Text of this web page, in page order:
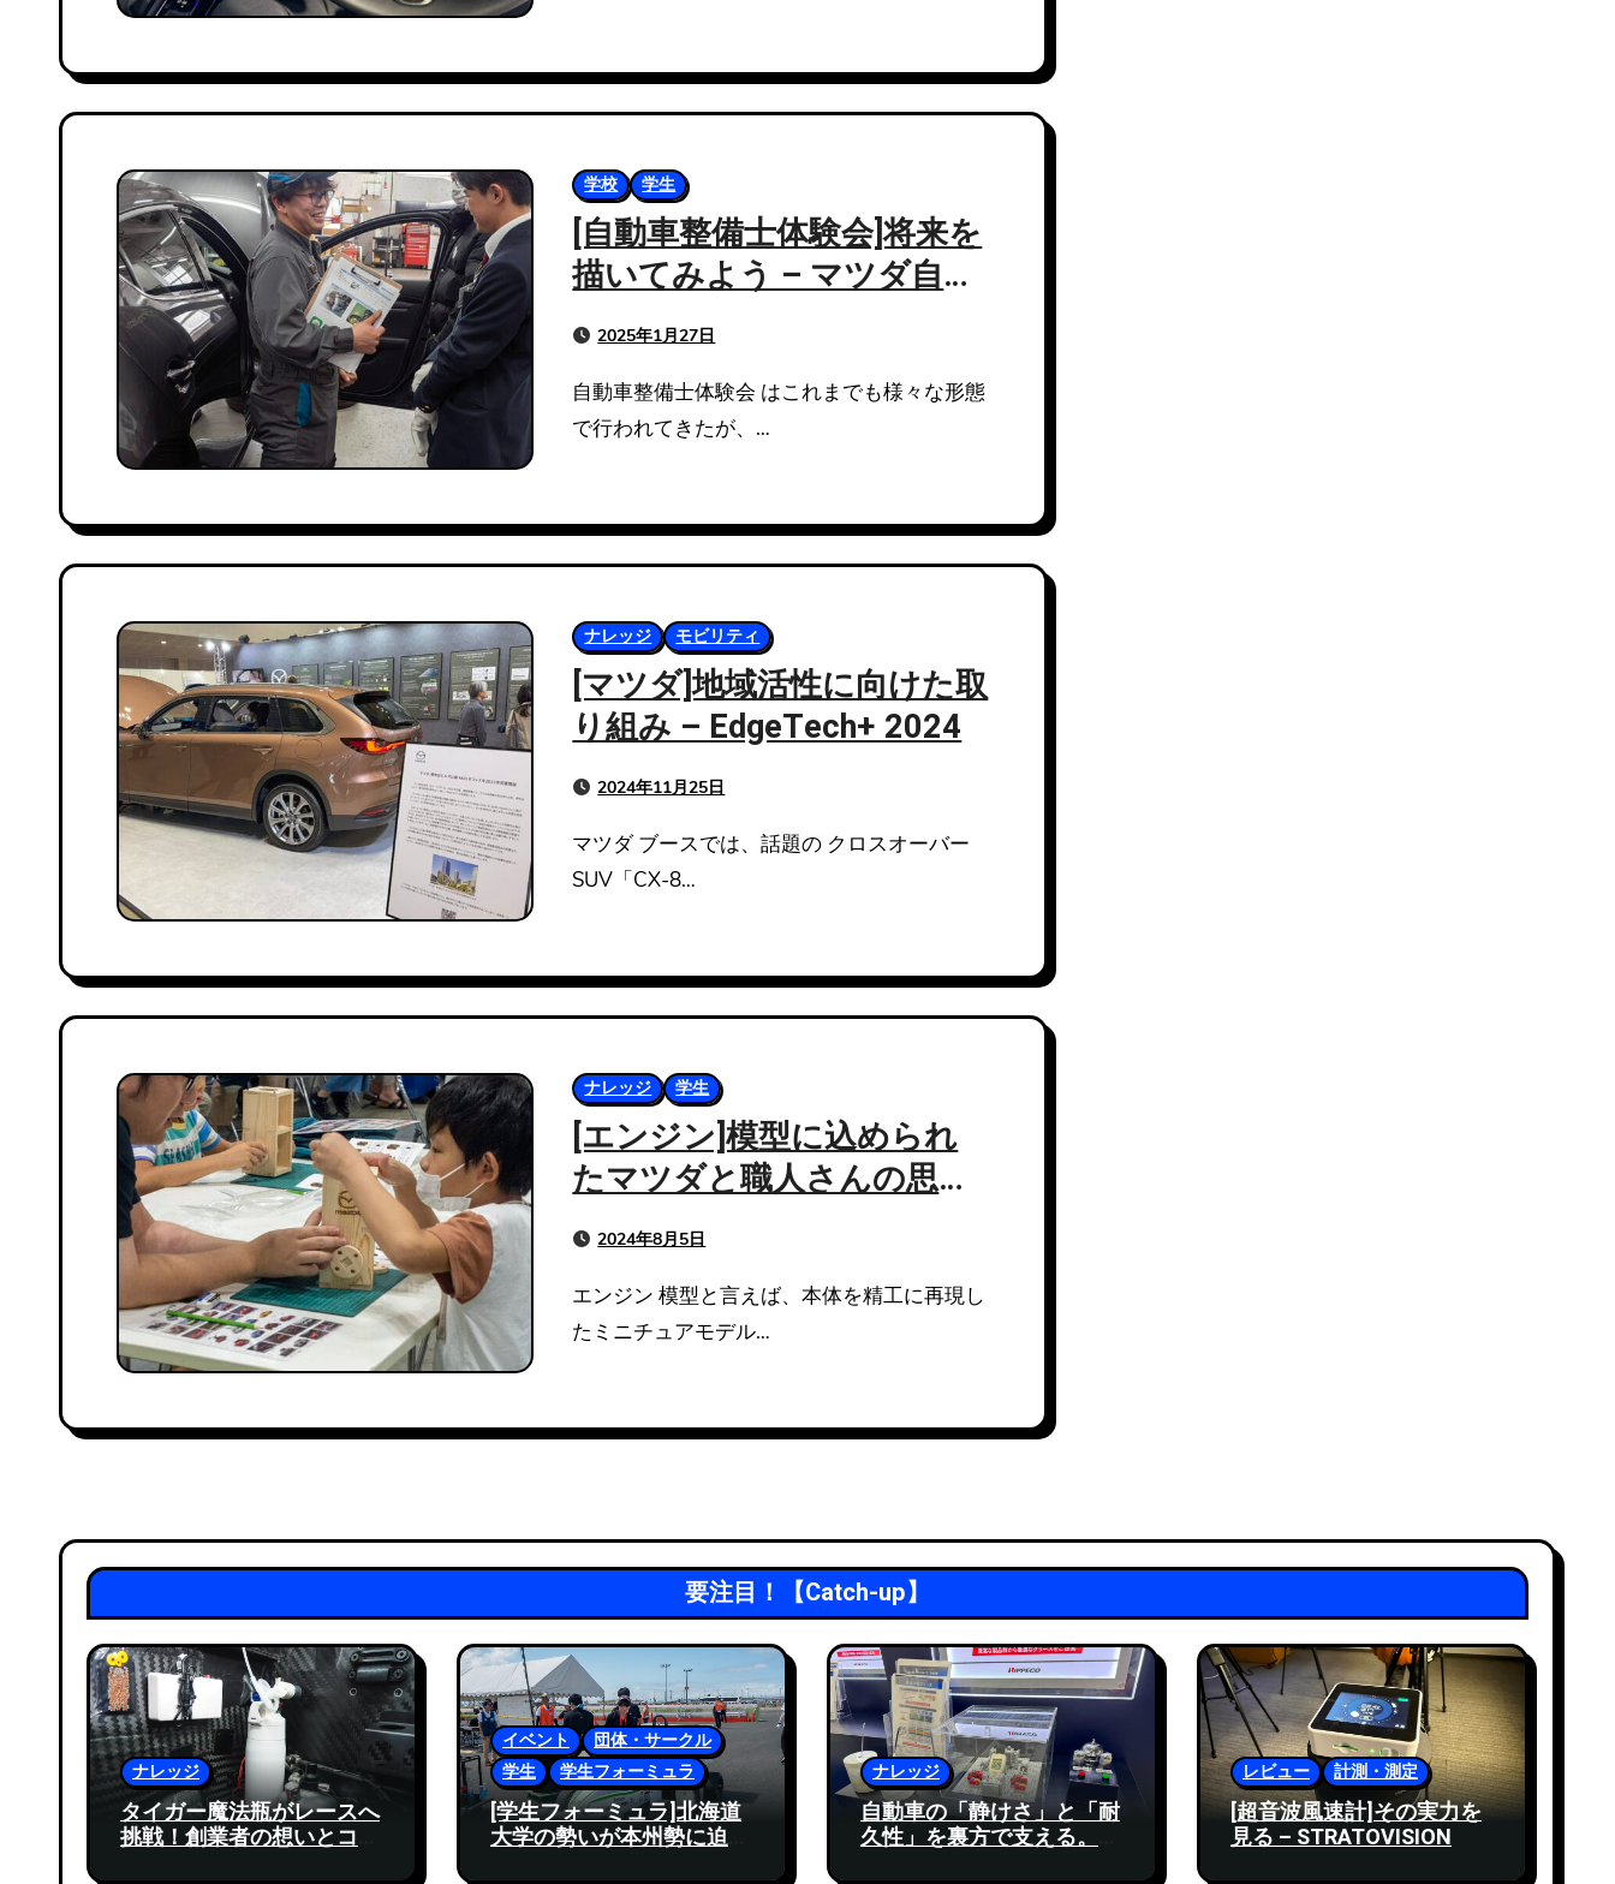
学校 学生
[自動車整備士体験会]将来を
描いてみよう – マツダ自動
車整備専門学校 神戸
2025年1月27日
自動車整備士体験会 はこれまでも様々な形態
で行われてきたが、…
ナレッジ モビリティ
[マツダ]地域活性に向けた取
り組み – EdgeTech+ 2024
2024年11月25日
マツダ ブースでは、話題の クロスオーバー
SUV「CX-8…
ナレッジ 学生
[エンジン]模型に込められ
たマツダと職人さんの思い
【キッズエンジニア2024】
2024年8月5日
エンジン 模型と言えば、本体を精工に再現し
たミニチュアモデル…
要注目！【Catch-up】
ナレッジ
タイガー魔法瓶がレースへ
挑戦！創業者の想いとコー
イベント
団体・サークル
学生
学生フォーミュラ
[学生フォーミュラ]北海道
大学の勢いが本州勢に迫る
ナレッジ
自動車の「静けさ」と「耐
久性」を裏方で支える。ニ
レビュー 計測・測定
[超音波風速計]その実力を
見る – STRATOVISION